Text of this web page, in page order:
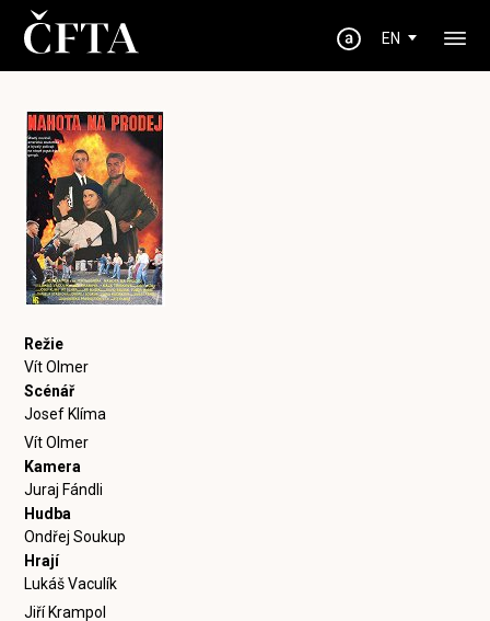
EN
Režie
Vít Olmer
Scénář
Josef Klíma
Vít Olmer
Kamera
Juraj Fándli
Hudba
Ondřej Soukup
Hrají
Lukáš Vaculík
Jiří Krampol